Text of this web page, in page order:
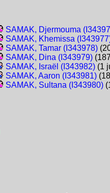
SAMAK, Djermouma
SAMAK, Khemissa
SAMAK, Tamar (I343978)
SAMAK, Dina (I343979)
SAMAK, Israël (I343982) (1
SAMAK, Aaron (I343981)
SAMAK, Sultana (I343980)